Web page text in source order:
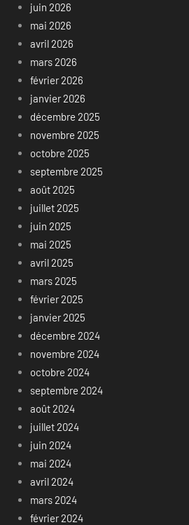
juin 2026
mai 2026
avril 2026
mars 2026
février 2026
janvier 2026
décembre 2025
novembre 2025
octobre 2025
septembre 2025
août 2025
juillet 2025
juin 2025
mai 2025
avril 2025
mars 2025
février 2025
janvier 2025
décembre 2024
novembre 2024
octobre 2024
septembre 2024
août 2024
juillet 2024
juin 2024
mai 2024
avril 2024
mars 2024
février 2024